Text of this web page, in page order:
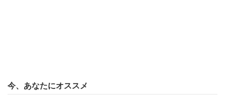
今、あなたにオススメ